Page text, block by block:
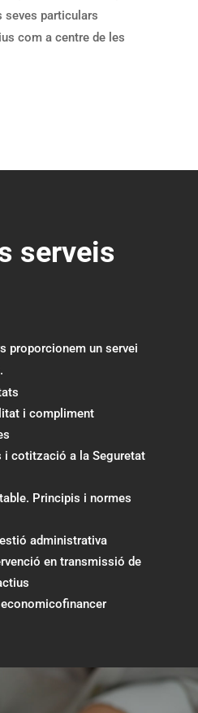
seves particulars
com a centre de les
serveis
proporcionem un servei
i compliment
i cotització a la Seguretat
Principis i normes
administrativa
en transmissió de